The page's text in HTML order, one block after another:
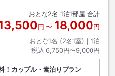
左手の中央市民プール横
おとな2名 1泊1部屋 合計
円 〜 18,000円
おとな1名 (2名1室)｜ 1泊
税込 6,750円〜9,000円
！カップル・素泊りプラン